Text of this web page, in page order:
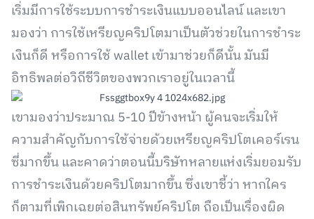
เริ่มมีการใช้ระบบการชำระเงินแบบออนไลน์ และเขา
มองว่า การใช้เหรียญคริปโตมาเป็นตัวช่วยในการชำระ
เงินก็ดี หรือการใช้ wallet เข้ามาช่วยก็ดีนั้น มันมี
อิทธิพลต่อวิถีชีวิตของพวกเราอยู่ในเวลานี้
เขามองว่าประมาณ 5-10 ปีข้างหน้า ผู้คนจะเริ่มให้
ความสำคัญกับการใช้จ่ายด้วยเหรียญคริปโตเคอร์เรน
ซี่มากขึ้น และคาดว่าตอนนี้บริษัทหลายแห่งเริ่มยอมรับ
การชำระเงินด้วยคริปโตมากขึ้น ซึ่งเขาชี้ว่า หากใคร
ก็ตามที่เพิกเฉยต่อสินทรัพย์คริปโต ถือเป็นเรื่องผิด